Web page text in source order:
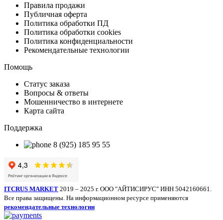
Правила продажи
Публичная оферта
Политика обработки ПД
Политика обработки cookies
Политика конфиденциальности
Рекомендательные технологии
Помощь
Статус заказа
Вопросы & ответы
Мошенничество в интернете
Карта сайта
Поддержка
8 (925) 185 95 55
ITCRUS MARKET 2019 – 2025 г. ООО "АЙТИСИРУС" ИНН 5042160661.
Все права защищены. На информационном ресурсе применяются
рекомендательные технологии